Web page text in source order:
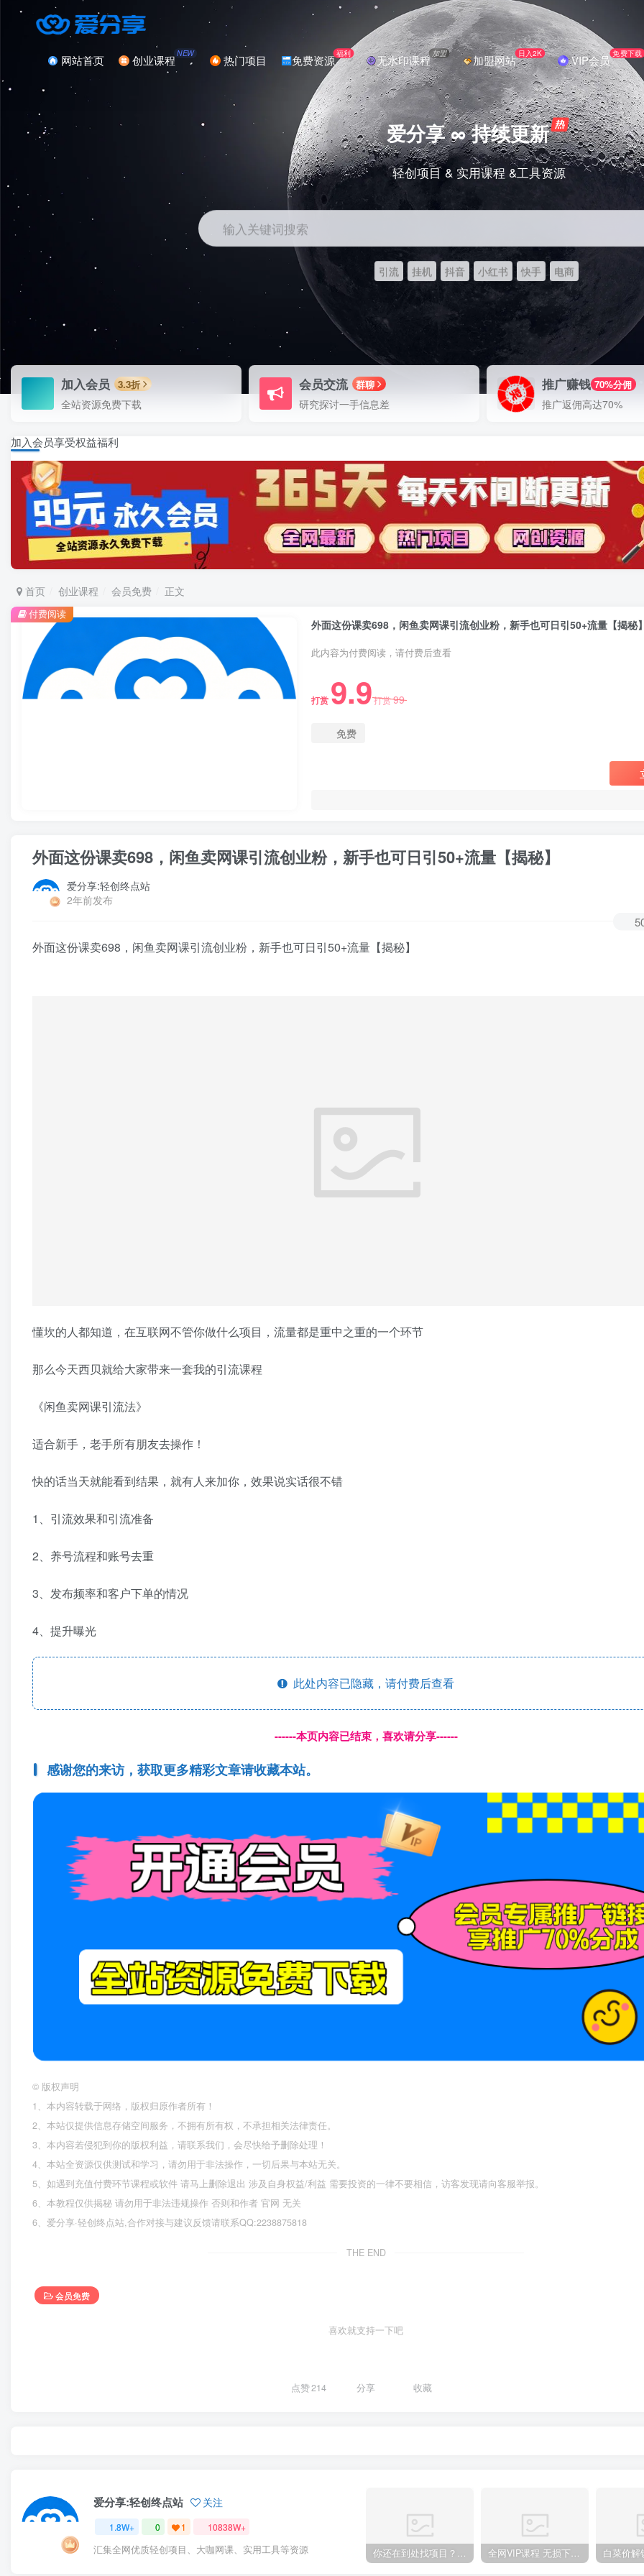
网站首页 创业课程 NEW 热门项目 免费资源福利 无水印课程 加盟 加盟网站 日入2K VIP会员 免费下载
爱分享 ∞ 持续更新
轻创项目 & 实用课程 &工具资源
输入关键词搜索
引流 挂机 抖音 小红书 快手 电商
加入会员 3.3折
全站资源免费下载
会员交流 群聊
研究探讨一手信息差
推广赚钱 70%分佣
推广返佣高达70%
加入会员享受权益福利
首页 创业课程 会员免费 正文
外面这份课卖698，闲鱼卖网课引流创业粉，新手也可日引50+流量【揭秘
此内容为付费阅读，请付费后查看
打赏 9.9打赏99
免费
付费阅读
外面这份课卖698，闲鱼卖网课引流创业粉，新手也可日引50+流量【揭秘】
爱分享:轻创终点站
2年前发布
外面这份课卖698，闲鱼卖网课引流创业粉，新手也可日引50+流量【揭秘】
懂坎的人都知道，在互联网不管你做什么项目，流量都是重中之重的一个环节
那么今天西贝就给大家带来一套我的引流课程
《闲鱼卖网课引流法》
适合新手，老手所有朋友去操作！
快的话当天就能看到结果，就有人来加你，效果说实话很不错
1、引流效果和引流准备
2、养号流程和账号去重
3、发布频率和客户下单的情况
4、提升曝光
此处内容已隐藏，请付费后查看
------本页内容已结束，喜欢请分享------
感谢您的来访，获取更多精彩文章请收藏本站。
© 版权声明
1、本内容转载于网络，版权归原作者所有！
2、本站仅提供信息存储空间服务，不拥有所有权，不承担相关法律责任。
3、本内容若侵犯到你的版权利益，请联系我们，会尽快给予删除处理！
4、本站全资源仅供测试和学习，请勿用于非法操作，一切后果与本站无关。
5、如遇到充值付费环节课程或软件 请马上删除退出 涉及自身权益/利益 需要投资的一律不要相信，访客发现请向客服举报。
6、本教程仅供揭秘 请勿用于非法违规操作 否则和作者 官网 无关
6、爱分享·轻创终点站,合作对接与建议反馈请联系QQ:2238875818
THE END
会员免费
喜欢就支持一下吧
点赞214 分享 收藏
爱分享:轻创终点站 关注
1.8W+ 0 1 10838W+
汇集全网优质轻创项目、大咖网课、实用工具等资源 你还在到处找项目？还在当韭菜？我靠卖项目一个月收入5万+，曾经我也是个失败者。 全网VIP课程 无损下载~.~